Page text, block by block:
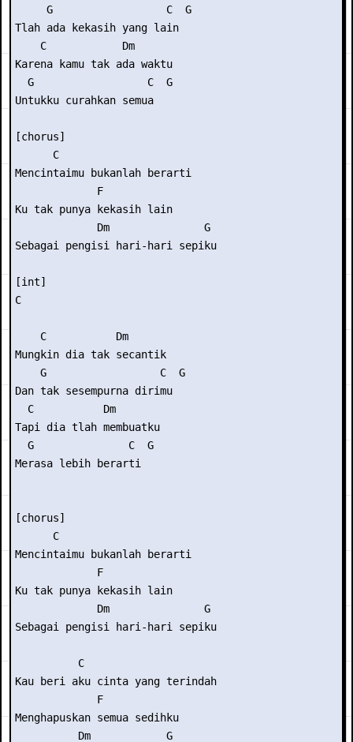
     G                  C  G
Tlah ada kekasih yang lain
    C            Dm
Karena kamu tak ada waktu
  G                  C  G
Untukku curahkan semua
[chorus]
      C
Mencintaimu bukanlah berarti
             F
Ku tak punya kekasih lain
             Dm               G
Sebagai pengisi hari-hari sepiku
[int]
C
    C           Dm
Mungkin dia tak secantik
    G                  C  G
Dan tak sesempurna dirimu
  C           Dm
Tapi dia tlah membuatku
  G               C  G
Merasa lebih berarti
[chorus]
      C
Mencintaimu bukanlah berarti
             F
Ku tak punya kekasih lain
             Dm               G
Sebagai pengisi hari-hari sepiku
          C
Kau beri aku cinta yang terindah
             F
Menghapuskan semua sedihku
          Dm            G